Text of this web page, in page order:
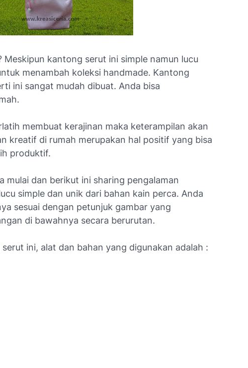
Meskipun kantong serut ini simple namun lucu
menambah koleksi handmade. Kantong
ini sangat mudah dibuat. Anda bisa
membuat kerajinan maka keterampilan akan
kreatif di rumah merupakan hal positif yang bisa
produktif.
mulai dan berikut ini sharing pengalaman
simple dan unik dari bahan kain perca. Anda
sesuai dengan petunjuk gambar yang
di bawahnya secara berurutan.
ini, alat dan bahan yang digunakan adalah :